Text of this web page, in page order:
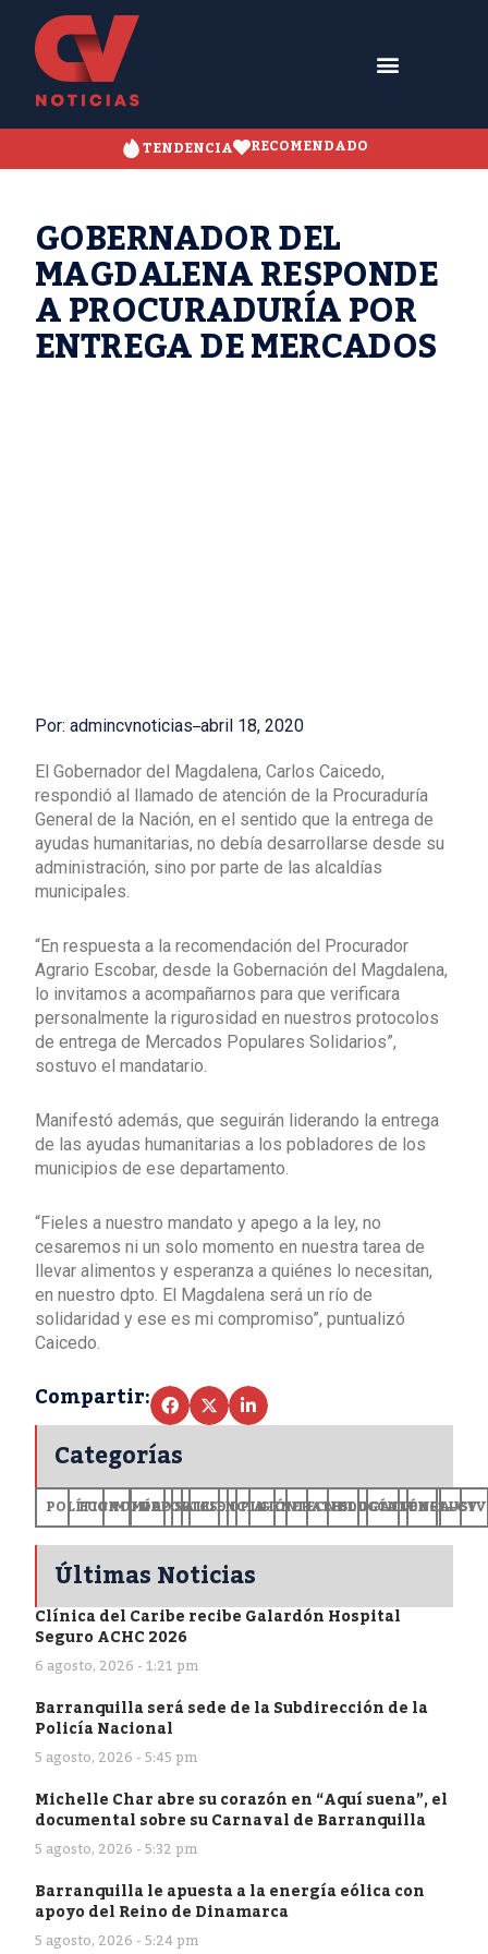
TENDENCIA RECOMENDADO
GOBERNADOR DEL
MAGDALENA RESPONDE
A PROCURADURÍA POR
ENTREGA DE MERCADOS
Por: admincvnoticias abril 18, 2020
El Gobernador del Magdalena, Carlos Caicedo,
respondió al llamado de atención de la Procuraduría
General de la Nación, en el sentido que la entrega de
ayudas humanitarias, no debía desarrollarse desde su
administración, sino por parte de las alcaldías
municipales.
“En respuesta a la recomendación del Procurador
Agrario Escobar, desde la Gobernación del Magdalena,
lo invitamos a acompañarnos para que verificara
personalmente la rigurosidad en nuestros protocolos
de entrega de Mercados Populares Solidarios”,
sostuvo el mandatario.
Manifestó además, que seguirán liderando la entrega
de las ayudas humanitarias a los pobladores de los
municipios de ese departamento.
“Fieles a nuestro mandato y apego a la ley, no
cesaremos ni un solo momento en nuestra tarea de
llevar alimentos y esperanza a quiénes lo necesitan,
en nuestro dpto. El Magdalena será un río de
solidaridad y ese es mi compromiso”, puntualizó
Caicedo.
Compartir:
Categorías
POLÍTICA
ECONOMÍA
MUNDODEPORTES
SALUDCIENCIA
OPINIÓN
GENERALES
TECNOLOGÍA
EDUCACIÓN
CULTURA+CV
Últimas Noticias
Clínica del Caribe recibe Galardón Hospital
Seguro ACHC 2026
6 agosto, 2026 - 1:21 pm
Barranquilla será sede de la Subdirección de la
Policía Nacional
5 agosto, 2026 - 5:45 pm
Michelle Char abre su corazón en “Aquí suena”, el
documental sobre su Carnaval de Barranquilla
5 agosto, 2026 - 5:32 pm
Barranquilla le apuesta a la energía eólica con
apoyo del Reino de Dinamarca
5 agosto, 2026 - 5:24 pm